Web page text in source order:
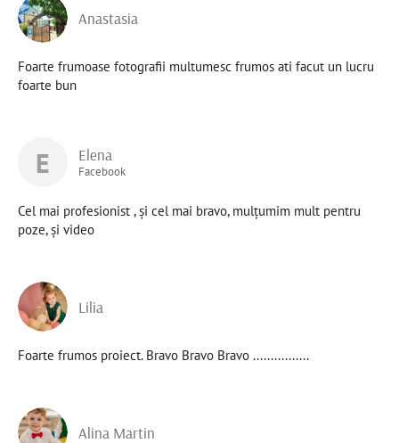
Anastasia
Foarte frumoase fotografii multumesc frumos ati facut un lucru
foarte bun
E Elena
Facebook
Cel mai profesionist , și cel mai bravo, mulțumim mult pentru
poze, și video
Lilia
Foarte frumos proiect. Bravo Bravo Bravo ................
Alina Martin